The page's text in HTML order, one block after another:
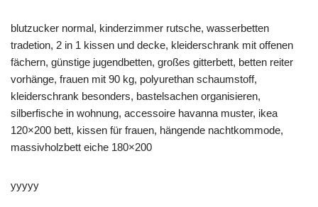
blutzucker normal, kinderzimmer rutsche, wasserbetten
tradetion, 2 in 1 kissen und decke, kleiderschrank mit offenen
fächern, günstige jugendbetten, großes gitterbett, betten reiter
vorhänge, frauen mit 90 kg, polyurethan schaumstoff,
kleiderschrank besonders, bastelsachen organisieren,
silberfische in wohnung, accessoire havanna muster, ikea
120×200 bett, kissen für frauen, hängende nachtkommode,
massivholzbett eiche 180×200
yyyyy